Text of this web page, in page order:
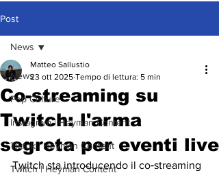
Post
News
Pop Culture
Instagram | Heyman Content
Tiktok | Heyman Content
Twitch | Heyman Content
News
Co-streaming su
Twitch: l'arma
segreta per eventi live
Matteo Sallustio
23 ott 2025 Tempo di lettura: 5 min
Twitch sta introducendo il co‑streaming